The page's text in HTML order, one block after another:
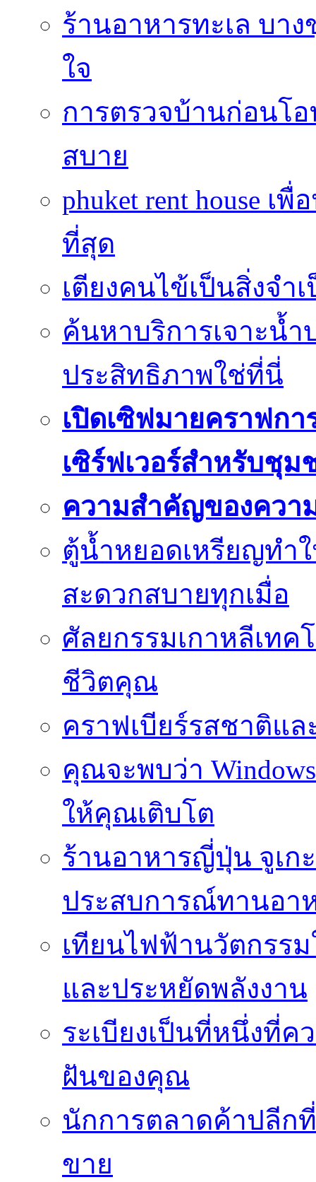
ร้านอาหารทะเล บา
ใจ
การตรวจบ้านก่อนโ
สบาย
phuket rent house
ที่สุด
เตียงคนไข้เป็นสิ่งจำ
ค้นหาบริการเจาะน้
ประสิทธิภาพใช่ที่นี่
เปิดเซิฟมายคราฟกา
เซิร์ฟเวอร์สำหรับชุม
ความสำคัญของควา
ตู้น้ำหยอดเหรียญทำ
สะดวกสบายทุกเมื่อ
ศัลยกรรมเกาหลีเท
ชีวิตคุณ
คราฟเบียร์รสชาติแ
คุณจะพบว่า
ให้คุณเติบโต
ร้านอาหารญี่ปุ่น จูเก
ประสบการณ์ทานอา
เทียนไฟฟ้านวัตกรร
และประหยัดพลังงาน
ระเบียงเป็นที่หนึ่งที่ค
ฝันของคุณ
นักการตลาดค้าปลีก
ขาย